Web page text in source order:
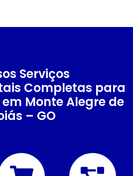
Serviços
Completas para
Monte Alegre de
– GO